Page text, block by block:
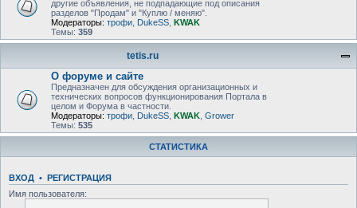
другие объявления, не подпадающие под описания
разделов "Продам" и "Куплю / меняю".
Модераторы: трофи DukeSS KWAK
Темы: 359
tetis.ru
О форуме и сайте
Предназначен для обсуждения организационных и
технических вопросов функционирования Портала в
целом и Форума в частности.
Модераторы: трофи DukeSS KWAK Grower
Темы: 535
СТАТИСТИКА
ВХОД • РЕГИСТРАЦИЯ
Имя пользователя: